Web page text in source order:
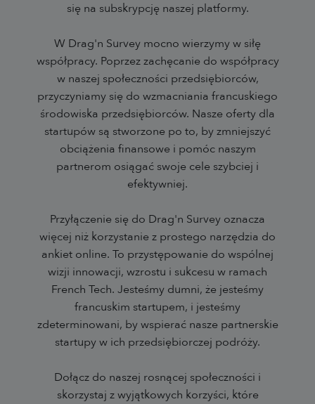
się na subskrypcję naszej platformy.
W Drag'n Survey mocno wierzymy w siłę
współpracy. Poprzez zachęcanie do współpracy
w naszej społeczności przedsiębiorców,
przyczyniamy się do wzmacniania francuskiego
środowiska przedsiębiorców. Nasze oferty dla
startupów są stworzone po to, by zmniejszyć
obciążenia finansowe i pomóc naszym
partnerom osiągać swoje cele szybciej i
efektywniej.
Przyłączenie się do Drag'n Survey oznacza
więcej niż korzystanie z prostego narzędzia do
ankiet online. To przystępowanie do wspólnej
wizji innowacji, wzrostu i sukcesu w ramach
French Tech. Jesteśmy dumni, że jesteśmy
francuskim startupem, i jesteśmy
zdeterminowani, by wspierać nasze partnerskie
startupy w ich przedsiębiorczej podróży.
Dołącz do naszej rosnącej społeczności i
skorzystaj z wyjątkowych korzyści, które